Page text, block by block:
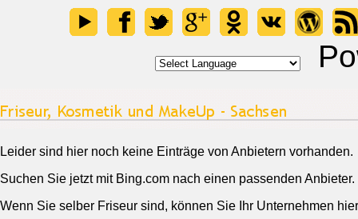
Leider sind hier noch keine Einträge von Anbietern vorhanden.
Suchen Sie jetzt mit Bing.com nach einen passenden Anbieter.
Wenn Sie selber Friseur sind, können Sie Ihr Unternehmen